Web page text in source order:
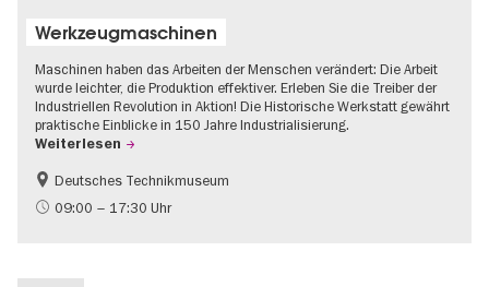
Werkzeugmaschinen
Maschinen haben das Arbeiten der Menschen verändert: Die Arbeit
wurde leichter, die Produktion effektiver. Erleben Sie die Treiber der
Industriellen Revolution in Aktion! Die Historische Werkstatt gewährt
praktische Einblicke in 150 Jahre Industrialisierung.
Weiterlesen
Geschichte
Deutsches Technikmuseum
09:00 – 17:30 Uhr